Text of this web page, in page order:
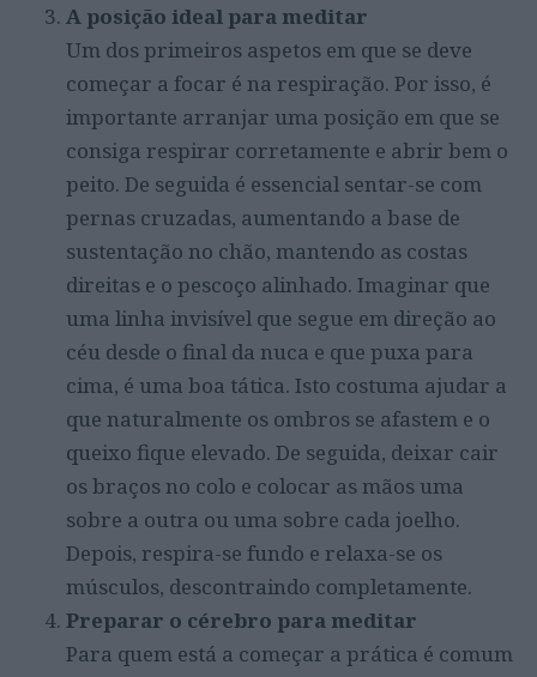
A posição ideal para meditar
Um dos primeiros aspetos em que se deve
começar a focar é na respiração. Por isso, é
importante arranjar uma posição em que se
consiga respirar corretamente e abrir bem o
peito. De seguida é essencial sentar-se com
pernas cruzadas, aumentando a base de
sustentação no chão, mantendo as costas
direitas e o pescoço alinhado. Imaginar que
uma linha invisível que segue em direção ao
céu desde o final da nuca e que puxa para
cima, é uma boa tática. Isto costuma ajudar a
que naturalmente os ombros se afastem e o
queixo fique elevado. De seguida, deixar cair
os braços no colo e colocar as mãos uma
sobre a outra ou uma sobre cada joelho.
Depois, respira-se fundo e relaxa-se os
músculos, descontraindo completamente.
Preparar o cérebro para meditar
Para quem está a começar a prática é comum